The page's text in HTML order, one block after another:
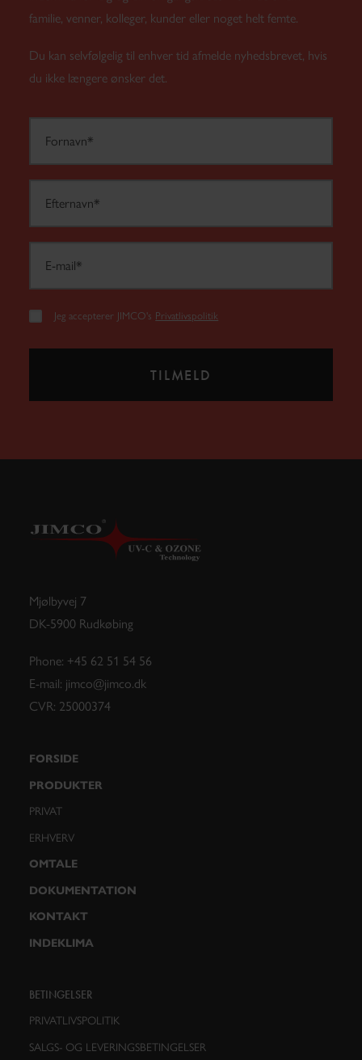
familie, venner, kolleger, kunder eller noget helt femte.
Du kan selvfølgelig til enhver tid afmelde nyhedsbrevet, hvis
du ikke længere ønsker det.
Jeg accepterer JIMCO's Privatlivspolitik
Mjølbyvej 7
DK-5900 Rudkøbing
Phone: +45 62 51 54 56
E-mail: jimco@jimco.dk
CVR: 25000374
FORSIDE
PRODUKTER
PRIVAT
ERHVERV
OMTALE
DOKUMENTATION
KONTAKT
INDEKLIMA
BETINGELSER
PRIVATLIVSPOLITIK
SALGS- OG LEVERINGSBETINGELSER